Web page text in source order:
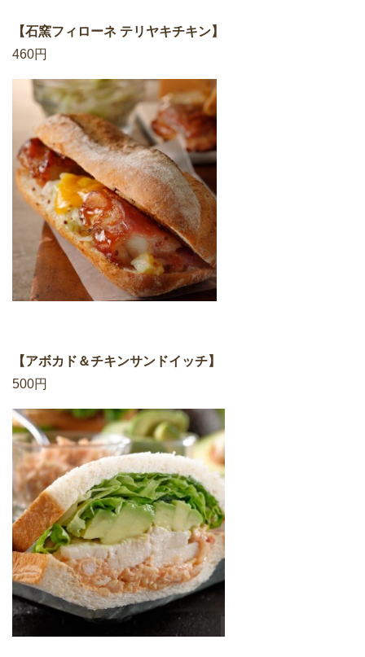
【石窯フィローネ テリヤキチキン】
460円
【アボカド＆チキンサンドイッチ】
500円